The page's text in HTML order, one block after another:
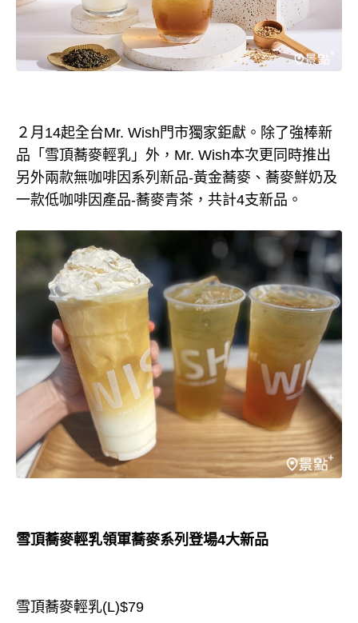
２月14起全台Mr. Wish門市獨家鉅獻。除了強棒新
品「雪頂蕎麥輕乳」外，Mr. Wish本次更同時推出
另外兩款無咖啡因系列新品-黃金蕎麥、蕎麥鮮奶及
一款低咖啡因產品-蕎麥青茶，共計4支新品。
雪頂蕎麥輕乳領軍蕎麥系列登場4大新品
雪頂蕎麥輕乳(L)$79